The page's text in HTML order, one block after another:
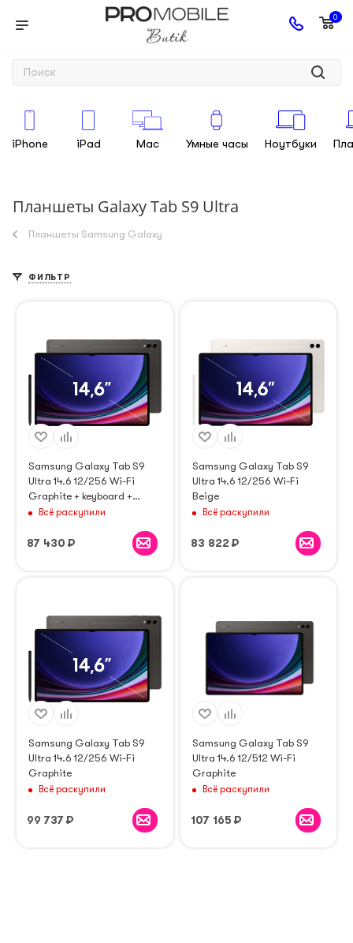
0
iPhone iPad Mac Умные часы Ноутбуки
Планшеты Galaxy Tab S9 Ultra
Планшеты Samsung Galaxy
ФИЛЬТР
Samsung Galaxy Tab S9
Ultra 14.6 12/256 Wi-Fi
Graphite + keyboard +
trackpad
Всё раскупили
87 430 ₽
Samsung Galaxy Tab S9
Ultra 14.6 12/256 Wi-Fi
Beige
Всё раскупили
83 822 ₽
Samsung Galaxy Tab S9
Ultra 14.6 12/256 Wi-Fi
Graphite
Всё раскупили
99 737₽
Samsung Galaxy Tab S9
Ultra 14.6 12/512 Wi-Fi
Graphite
Всё раскупили
107 165 ₽